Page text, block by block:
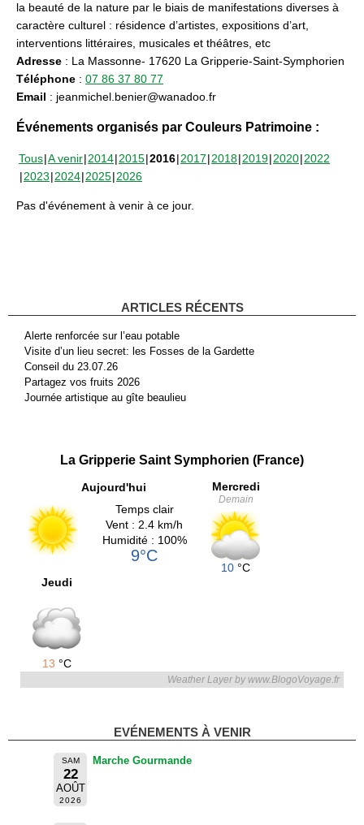
la beauté de la nature par le biais de manifestations diverses à
caractère culturel : résidence d’artistes, expositions d’art,
interventions littéraires, musicales et théâtres, etc
Adresse : La Massonne- 17620 La Gripperie-Saint-Symphorien
Téléphone : 07 86 37 80 77
Email : jeanmichel.benier@wanadoo.fr
Événements organisés par Couleurs Patrimoine :
Tous A venir 2014 2015 2016 2017 2018 2019 2020 2022
2023 2024 2025 2026
Pas d'événement à venir à ce jour.
ARTICLES RÉCENTS
Alerte renforcée sur l’eau potable
Visite d’un lieu secret: les Fosses de la Gardette
Conseil du 23.07.26
Partagez vos fruits 2026
Journée artistique au gîte beaulieu
La Gripperie Saint Symphorien (France)
Aujourd'hui
Temps clair
Vent : 2.4 km/h
Humidité : 100%
9°C
Mercredi
Demain
10 °C
Jeudi
13 °C
Weather Layer by www.BlogoVoyage.fr
EVÉNEMENTS À VENIR
SAM
22
AOÛT
2026
Marche Gourmande